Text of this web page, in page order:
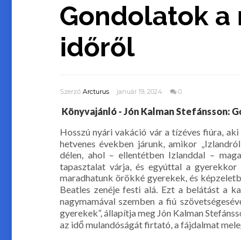
Gondolatok
időről
Szerző Arcturus január 19, 2024 0
Könyvajánló - Jón Kalman Stefánsson:
Hosszú nyári vakáció vár a tízéves fiúra,
hetvenes években járunk, amikor
délen, ahol – ellentétben Izlanddal –
tapasztalat várja, és egyúttal a gyerekkor
maradhatunk örökké gyerekek, és
Beatles zenéje festi alá. Ezt a belátást a
nagymamával szemben a fiú
gyerekek”, állapítja meg Jón Kalman
az idő mulandóságát firtató, a fájdalmat